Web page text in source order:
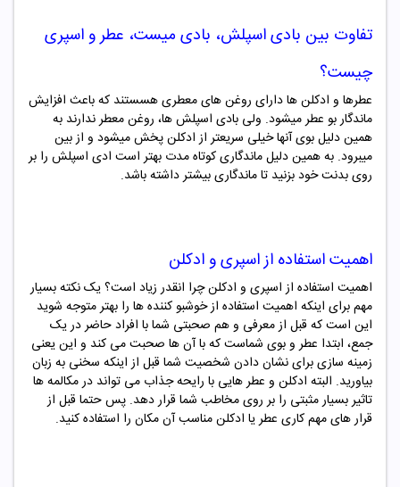
تفاوت بین بادی اسپلش، بادی میست، عطر و اسپری
چیست؟
عطرها و ادکلن ها دارای روغن های معطری هسستند که باعث افزایش
ماندگار بو عطر میشود. ولی بادی اسپلش ها، روغن معطر ندارند به
همین دلیل بوی آنها خیلی سریعتر از ادکلن پخش میشود و از بین
میبرود. به همین دلیل ماندگاری کوتاه مدت بهتر است ادی اسپلش را بر
روی بدنت خود بزنید تا ماندگاری بیشتر داشته باشد.
اهمیت استفاده از اسپری و ادکلن
اهمیت استفاده از اسپری و ادکلن چرا انقدر زیاد است؟ یک نکته بسیار
مهم برای اینکه اهمیت استفاده از خوشبو کننده ها را بهتر متوجه شوید
این است که قبل از معرفی و هم صحبتی شما با افراد حاضر در یک
جمع، ابتدا عطر و بوی شماست که با آن ها صحبت می کند و این یعنی
زمینه سازی برای نشان دادن شخصیت شما قبل از اینکه سخنی به زبان
بیاورید. البته ادکلن و عطر هایی با رایحه جذاب می تواند در مکالمه ها
تاثیر بسیار مثبتی را بر روی مخاطب شما قرار دهد. پس حتما قبل از
قرار های مهم کاری عطر یا ادکلن مناسب آن مکان را استفاده کنید.